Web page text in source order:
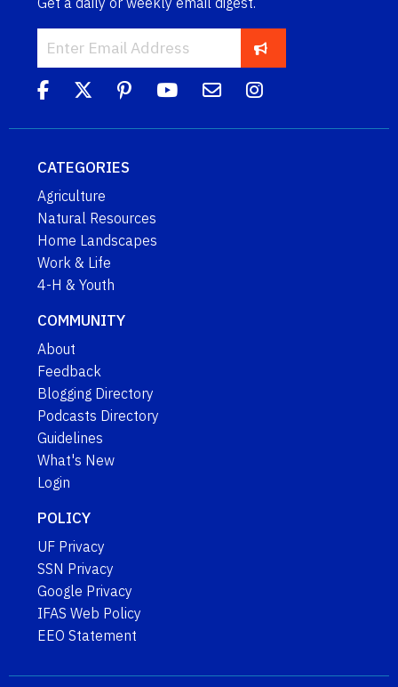
CATEGORIES
Agriculture
Natural Resources
Home Landscapes
Work & Life
4-H & Youth
COMMUNITY
About
Feedback
Blogging Directory
Podcasts Directory
Guidelines
What's New
Login
POLICY
UF Privacy
SSN Privacy
Google Privacy
IFAS Web Policy
EEO Statement